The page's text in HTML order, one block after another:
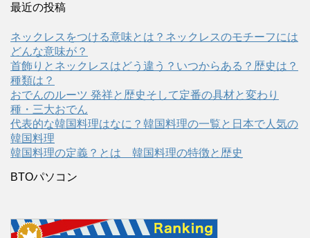
最近の投稿
ネックレスをつける意味とは？ネックレスのモチーフには
どんな意味が？
首飾りとネックレスはどう違う？いつからある？歴史は？
種類は？
おでんのルーツ 発祥と歴史そして定番の具材と変わり
種・三大おでん
代表的な韓国料理はなに？韓国料理の一覧と日本で人気の
韓国料理
韓国料理の定義？とは 韓国料理の特徴と歴史
BTOパソコン